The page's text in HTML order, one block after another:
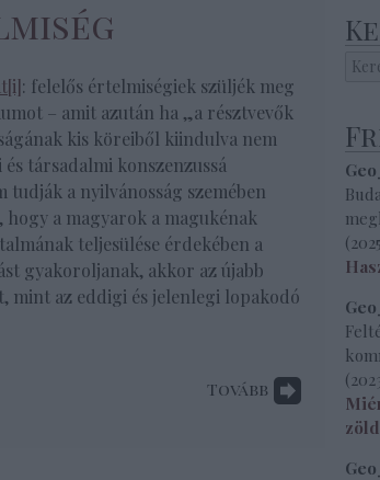
[i]: felelős értelmiségiek szüljék meg
– amit azután ha „a résztvevők
kis köreiből kiindulva nem
társadalmi konszenzussá
tudják a nyilvánosság szemében
hogy a magyarok a magukénak
teljesülése érdekében a
gyakoroljanak, akkor az újabb
mint az eddigi és jelenlegi lopakodó
Tovább
(
(